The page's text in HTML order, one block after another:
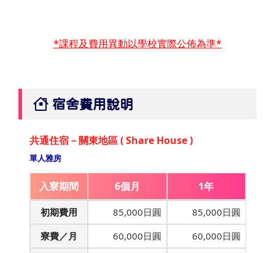
*課程及費用異動以學校實際公佈為準*
宿舍費用說明
共通住宿－關東地區 ( Share House )
單人雅房
入寮期間 6個月 1年
初期費用 85,000日圓
85,000日圓
寮費／月
60,000日圓
60,000日圓